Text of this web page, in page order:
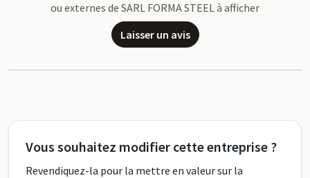
ou externes de SARL FORMA STEEL à afficher
Laisser un avis
Vous souhaitez modifier cette entreprise ?
Revendiquez-la pour la mettre en valeur sur la